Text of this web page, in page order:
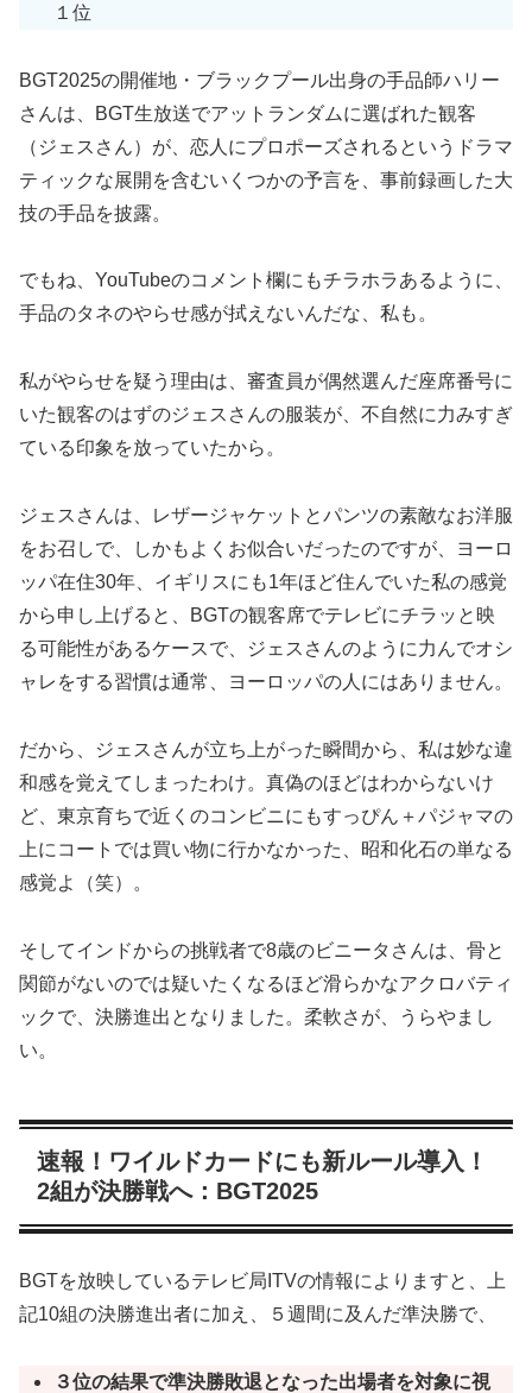
１位
BGT2025の開催地・ブラックプール出身の手品師ハリー
さんは、BGT生放送でアットランダムに選ばれた観客
（ジェスさん）が、恋人にプロポーズされるというドラマ
ティックな展開を含むいくつかの予言を、事前録画した大
技の手品を披露。
でもね、YouTubeのコメント欄にもチラホラあるように、
手品のタネのやらせ感が拭えないんだな、私も。
私がやらせを疑う理由は、審査員が偶然選んだ座席番号に
いた観客のはずのジェスさんの服装が、不自然に力みすぎ
ている印象を放っていたから。
ジェスさんは、レザージャケットとパンツの素敵なお洋服
をお召しで、しかもよくお似合いだったのですが、ヨーロ
ッパ在住30年、イギリスにも1年ほど住んでいた私の感覚
から申し上げると、BGTの観客席でテレビにチラッと映
る可能性があるケースで、ジェスさんのように力んでオシ
ャレをする習慣は通常、ヨーロッパの人にはありません。
だから、ジェスさんが立ち上がった瞬間から、私は妙な違
和感を覚えてしまったわけ。真偽のほどはわからないけ
ど、東京育ちで近くのコンビニにもすっぴん＋パジャマの
上にコートでは買い物に行かなかった、昭和化石の単なる
感覚よ（笑）。
そしてインドからの挑戦者で8歳のビニータさんは、骨と
関節がないのでは疑いたくなるほど滑らかなアクロバティ
ックで、決勝進出となりました。柔軟さが、うらやまし
い。
速報！ワイルドカードにも新ルール導入！
2組が決勝戦へ：BGT2025
BGTを放映しているテレビ局ITVの情報によりますと、上
記10組の決勝進出者に加え、５週間に及んだ準決勝で、
３位の結果で準決勝敗退となった出場者を対象に視